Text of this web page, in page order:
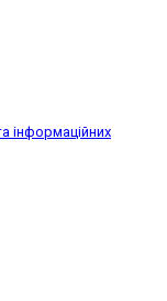
інформаційних